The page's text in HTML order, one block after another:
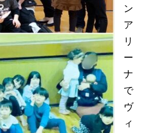
ン
ア
リ
ー
ナ
で
ヴ
ィ